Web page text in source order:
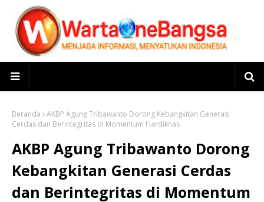
Beranda
AKBP Agung Tribawanto Dorong Kebangkitan Generasi
Cerdas dan Berintegritas di Momentum Hardiknas
AKBP Agung Tribawanto Dorong
Kebangkitan Generasi Cerdas
dan Berintegritas di Momentum